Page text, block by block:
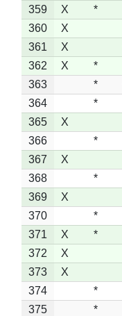
359 X *
360
X
361
X
362
X *
363
*
364
*
365
X
366
*
367
X
368
*
369
X
370
*
371
X *
372
X
373
X
374
*
375
*